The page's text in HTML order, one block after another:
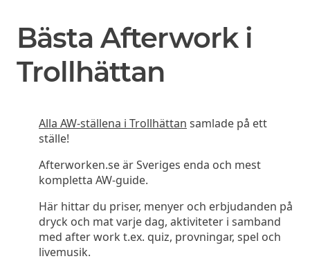
Bästa Afterwork i
Trollhättan
Alla AW-ställena i Trollhättan samlade på ett
ställe!
Afterworken.se är Sveriges enda och mest
kompletta AW-guide.
Här hittar du priser, menyer och erbjudanden på
dryck och mat varje dag, aktiviteter i samband
med after work t.ex. quiz, provningar, spel och
livemusik.